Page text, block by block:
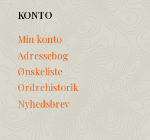
KONTO
Min konto
Adressebog
Ønskeliste
Ordrehistorik
Nyhedsbrev